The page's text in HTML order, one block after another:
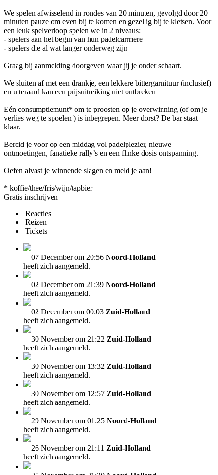
We spelen afwisselend in rondes van 20 minuten, gevolgd door 20
minuten pauze om even bij te komen en gezellig bij te kletsen. Voor
een leuk spelverloop spelen we in 2 niveaus:
- spelers aan het begin van hun padelcarrriere
- spelers die al wat langer onderweg zijn
Graag bij aanmelding doorgeven waar jij je onder schaart.
We sluiten af met een drankje, een lekkere bittergarnituur (inclusief)
en uiteraard kan een prijsuitreiking niet ontbreken
Eén consumptiemunt* om te proosten op je overwinning (of om je
verlies weg te spoelen ) is inbegrepen. Meer dorst? De bar staat
klaar.
Bereid je voor op een middag vol padelplezier, nieuwe
ontmoetingen, fanatieke rally’s en een flinke dosis ontspanning.
Oefen alvast je winnende slagen en meld je aan!
* koffie/thee/fris/wijn/tapbier
Gratis inschrijven
Reacties
Reizen
Tickets
07 December om 20:56 Noord-Holland
heeft zich aangemeld.
02 December om 21:39 Noord-Holland
heeft zich aangemeld.
02 December om 00:03 Zuid-Holland
heeft zich aangemeld.
30 November om 21:22 Zuid-Holland
heeft zich aangemeld.
30 November om 13:32 Zuid-Holland
heeft zich aangemeld.
30 November om 12:57 Zuid-Holland
heeft zich aangemeld.
29 November om 01:25 Noord-Holland
heeft zich aangemeld.
26 November om 21:11 Zuid-Holland
heeft zich aangemeld.